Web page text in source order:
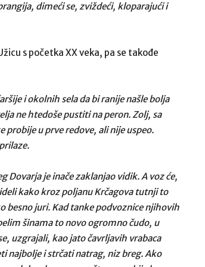
dimeći se, zviždeći, kloparajući i
s početka XX veka, pa se takođe
i okolnih sela da bi ranije našle bolja
ne htedoše pustiti na peron. Zolj, sa
probije u prve redove, ali nije uspeo.
Dovarja je inače zaklanjao vidik. A voz će,
kako kroz poljanu Krčagova tutnji to
besno juri. Kad tanke podvoznice njihovih
šinama to novo ogromno čudo, u
uzgrajali, kao jato čavrljavih vrabaca
najbolje i strčati natrag, niz breg. Ako